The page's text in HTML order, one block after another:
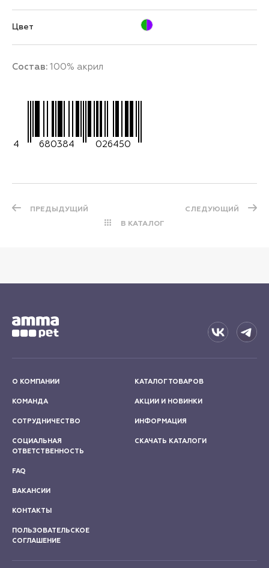
Цвет
Состав: 100% акрил
4 680384 026450
ПРЕДЫДУЩИЙ
В КАТАЛОГ
СЛЕДУЮЩИЙ
О КОМПАНИИ
КОМАНДА
СОТРУДНИЧЕСТВО
СОЦИАЛЬНАЯ
ОТВЕТСТВЕННОСТЬ
КАТАЛОГ ТОВАРОВ
АКЦИИ И НОВИНКИ
ИНФОРМАЦИЯ
СКАЧАТЬ КАТАЛОГИ
FAQ
ВАКАНСИИ
КОНТАКТЫ
ПОЛЬЗОВАТЕЛЬСКОЕ
СОГЛАШЕНИЕ